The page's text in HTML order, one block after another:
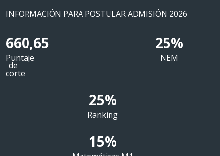
INFORMACIÓN PARA POSTULAR ADMISIÓN 2026
660,65
Puntaje
de
corte
25%
NEM
25%
Ranking
15%